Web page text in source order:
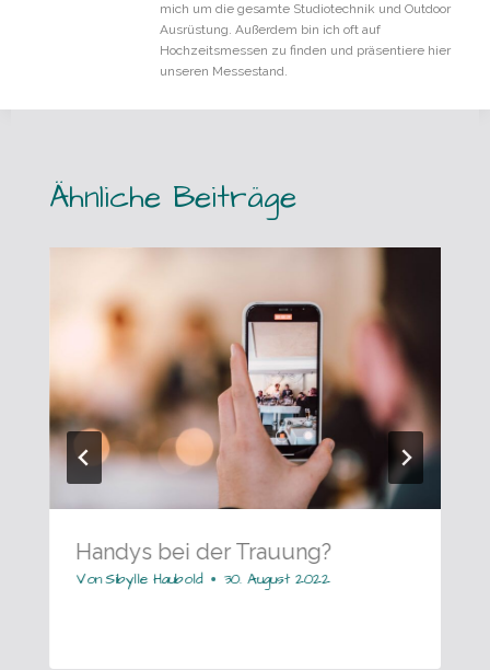
mich um die gesamte Studiotechnik und Outdoor
Ausrüstung. Außerdem bin ich oft auf
Hochzeitsmessen zu finden und präsentiere hier
unseren Messestand.
Ähnliche Beiträge
Handys bei der Trauung?
VonSibylle Haubold 30. August 2022